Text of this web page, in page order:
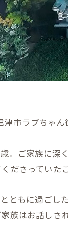
津市ラブちゃ
歳。ご家族に深
ださっていた
ともに過ごし
族はお話しさ